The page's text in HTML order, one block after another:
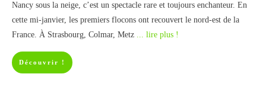
Nancy sous la neige, c’est un spectacle rare et toujours enchanteur. En
cette mi-janvier, les premiers flocons ont recouvert le nord-est de la
France. À Strasbourg, Colmar, Metz ... lire plus !
Découvrir !